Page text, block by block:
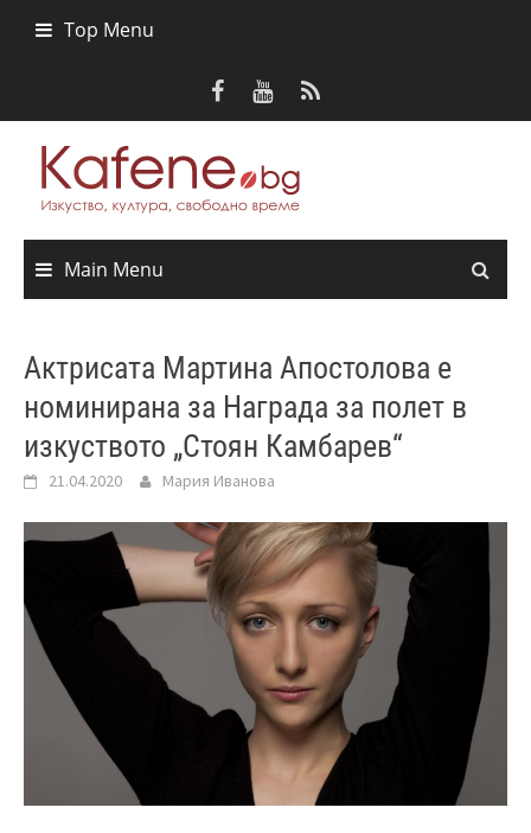
Top Menu
Main Menu
Актрисата Мартина Апостолова е
номинирана за Награда за полет в
изкуството „Стоян Камбарев“
21.04.2020 Мария Иванова